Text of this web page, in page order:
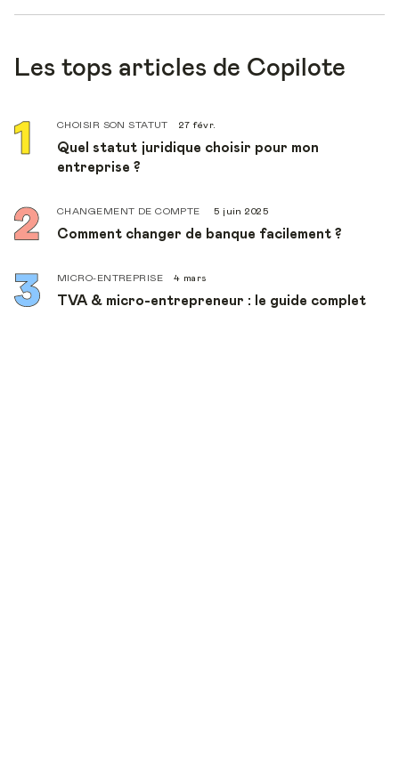
Les tops articles de Copilote
CHOISIR SON STATUT 27 févr.
Quel statut juridique choisir pour mon
entreprise ?
CHANGEMENT DE COMPTE 5 juin 2025
Comment changer de banque facilement ?
MICRO-ENTREPRISE 4 mars
TVA & micro-entrepreneur : le guide complet